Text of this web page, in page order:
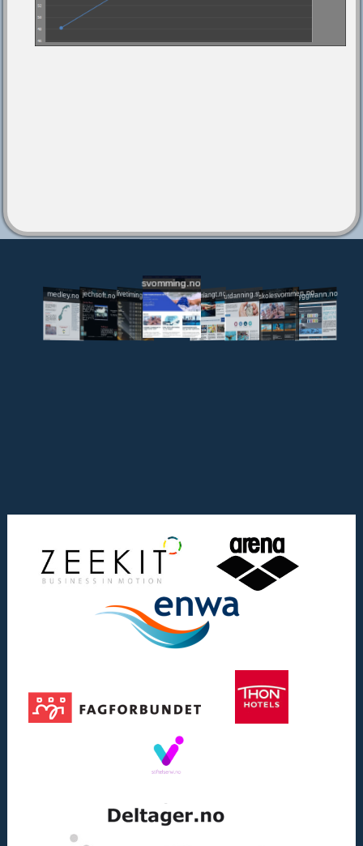
medley.no jechsoft.nolivetiming.medley.no
svomming.no
svomlangt.noutdanning.svomming.no
skolesvommen.notryggivann.no